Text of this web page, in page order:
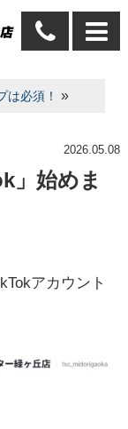
は必須！ »
2026.05.08
」始めま
アカウント